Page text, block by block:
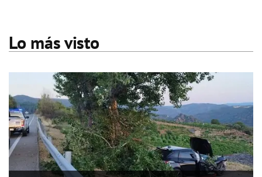
Lo más visto